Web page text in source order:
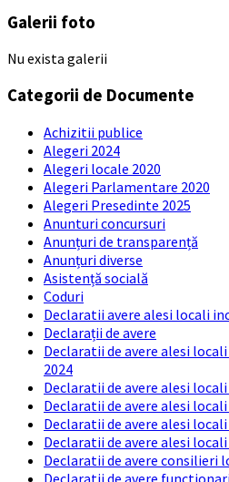
Galerii foto
Nu exista galerii
Categorii de Documente
Achizitii publice
Alegeri 2024
Alegeri locale 2020
Alegeri Parlamentare 2020
Alegeri Presedinte 2025
Anunturi concursuri
Anunțuri de transparență
Anunțuri diverse
Asistență socială
Coduri
Declaratii avere alesi locali
Declarații de avere
Declaratii de avere alesi
2024
Declaratii de avere alesi locali
Declaratii de avere alesi locali
Declaratii de avere alesi
Declaratii de avere alesi locali
Declaratii de avere consilieri
Declaratii de avere